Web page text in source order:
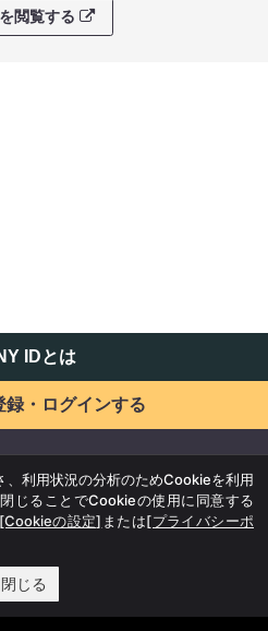
閲覧する
IDとは
録・ログインする
、利用状況の分析のためCookieを利用
じることでCookieの使用に同意する
[Cookieの設定] または[プライバシーポ
閉じる